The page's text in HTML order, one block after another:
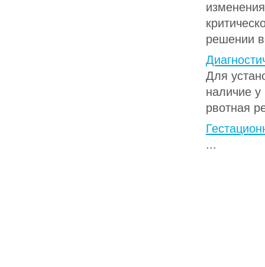
решении
Для
наличие у
рвотная
...